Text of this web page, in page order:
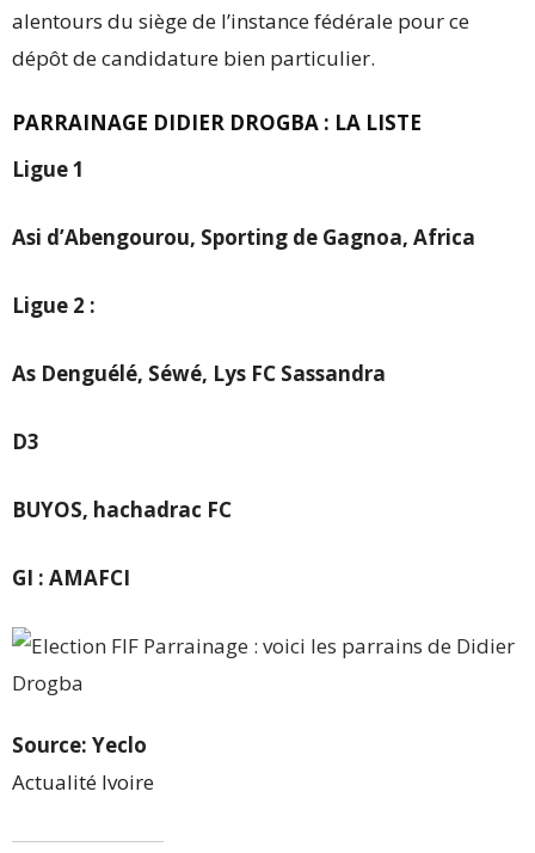
alentours du siège de l’instance fédérale pour ce
dépôt de candidature bien particulier.
PARRAINAGE DIDIER DROGBA : LA LISTE
Ligue 1
Asi d’Abengourou, Sporting de Gagnoa, Africa
Ligue 2 :
As Denguélé, Séwé, Lys FC Sassandra
D3
BUYOS, hachadrac FC
GI : AMAFCI
Source: Yeclo
Actualité Ivoire